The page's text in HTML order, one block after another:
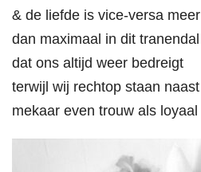
& de liefde is vice-versa meer
dan maximaal in dit tranendal
dat ons altijd weer bedreigt
terwijl wij rechtop staan naast
mekaar even trouw als loyaal